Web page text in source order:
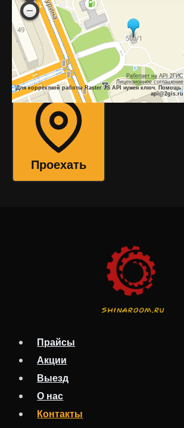
Работает на API 2ГИС
Лицензионное соглашение
Для корректной работы Raster JS API нужен ключ. Помощь:
api@2gis.ru
Проехать
Прайсы
Акции
Выезд
О нас
Контакты